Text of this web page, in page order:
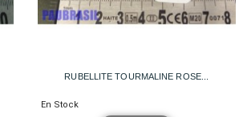
RUBELLITE TOURMALINE ROSE...
En Stock